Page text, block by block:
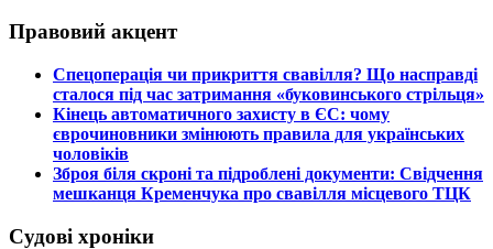
Правовий акцент
​Спецоперація чи прикриття свавілля? Що насправді
сталося під час затримання «буковинського стрільця»
​Кінець автоматичного захисту в ЄС: чому
єврочиновники змінюють правила для українських
чоловіків
​Зброя біля скроні та підроблені документи: Свідчення
мешканця Кременчука про свавілля місцевого ТЦК
Судові хроніки